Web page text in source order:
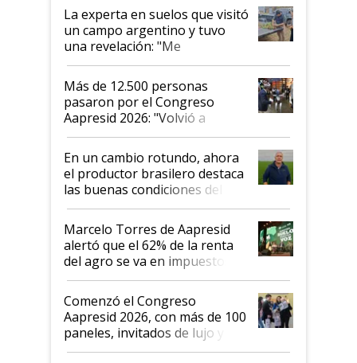
La experta en suelos que visitó
un campo argentino y tuvo
una revelación: "Me
impresionó mucho"
Más de 12.500 personas
pasaron por el Congreso
Aapresid 2026: "Volvió a
demostrar que hablar del
suelo es hablar de todo el
sistema productivo"
En un cambio rotundo, ahora
el productor brasilero destaca
las buenas condiciones del
agro argentino para invertir:
"Los veo más motivados"
Marcelo Torres de Aapresid
alertó que el 62% de la renta
del agro se va en impuestos:
"No es bueno que en
Argentina se sigan discutiendo
las mismas cosas de hace 50
años"
Comenzó el Congreso
Aapresid 2026, con más de 100
paneles, invitados de lujo y
todas las tendencias